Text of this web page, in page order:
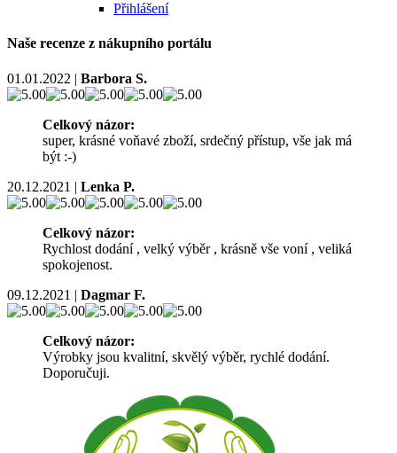
Přihlášení
Naše recenze z nákupního portálu
01.01.2022 | Barbora S.
Celkový názor:
super, krásné voňavé zboží, srdečný přístup, vše jak má
být :-)
20.12.2021 | Lenka P.
Celkový názor:
Rychlost dodání , velký výběr , krásně vše voní , veliká
spokojenost.
09.12.2021 | Dagmar F.
Celkový názor:
Výrobky jsou kvalitní, skvělý výběr, rychlé dodání.
Doporučuji.